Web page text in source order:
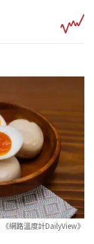
《網路溫度計DailyView》